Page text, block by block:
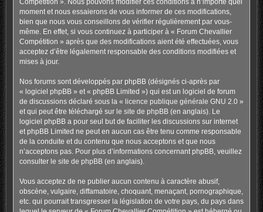
moment et nous essaierons de vous informer de ces modifications,
bien que nous vous conseillons de vérifier régulièrement par vous-
même. En effet, si vous continuez à participer à « Forum Chevallier
Compétition » après que des modifications aient été effectuées, vous
acceptez d’être légalement responsable des conditions modifiées et
mises à jour.
Nos forums sont développés par phpBB (désignés ci-après par
« logiciel phpBB » et « phpBB Limited ») qui est un logiciel de forum
de discussions déclaré sous la « licence publique générale GNU 2.0»
et qui peut être téléchargé sur le site de phpBB(en anglais). Le
logiciel phpBB a pour seul but de faciliter les discussions sur internet
et phpBB Limited ne peut en aucun cas être tenu comme responsable
de la conduite et du contenu que nous acceptons et que nous
n’acceptons pas. Pour plus d’informations concernant phpBB, veuillez
consulter le site de phpBB(en anglais).
Vous acceptez de ne publier aucun contenu à caractère abusif,
obscène, vulgaire, diffamatoire, choquant, menaçant, pornographique,
etc. qui pourrait transgresser la législation de votre pays, du pays dans